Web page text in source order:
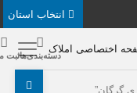
دسته‌بندی‌هاثبت ملک